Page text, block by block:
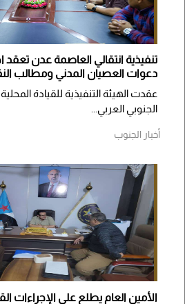
تنفيذية انتقالي العاصمة عدن تعقد
دعوات العصيان المدني ومطالب
​عقدت الهيئة التنفيذية للقيادة
الجنوبي العربي...
أخبار الجنوب
الأمين العام يطلع على الإجراءات